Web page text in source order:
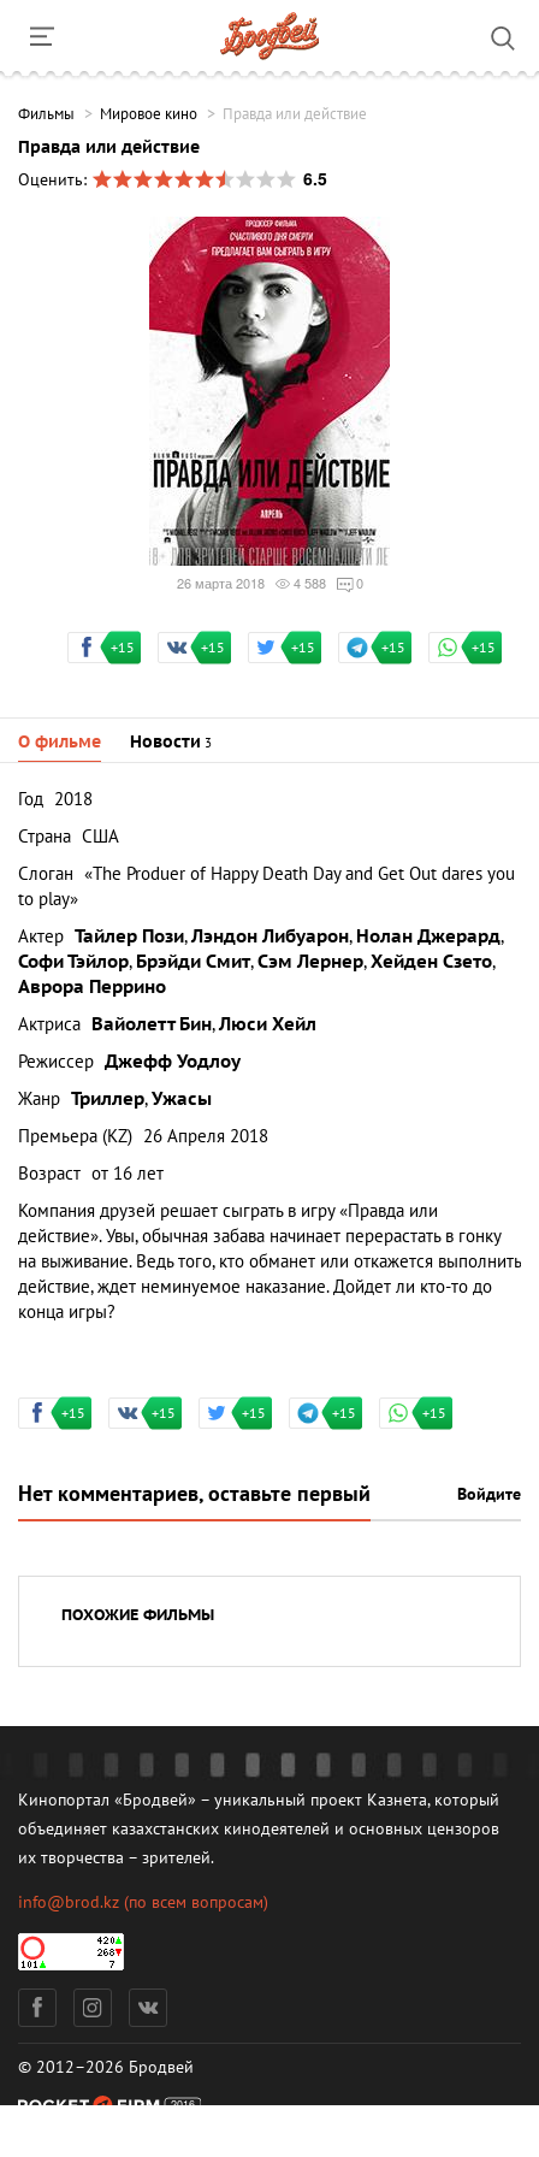
Фильмы Мировое кино Правда или действие
Правда или действие
Оценить:
6.5
26 марта 2018 4 588 0
+15 +15 +15 +15 +15
О фильме Новости 3
Год 2018
Страна США
Слоган «The Produer of Happy Death Day and Get Out dares you
to play»
Актер Тайлер Пози,Лэндон Либуарон, Нолан Джерард,
Софи Тэйлор, Брэйди Смит,Сэм Лернер,Хейден Сзето,
Аврора Перрино
Актриса Вайолетт Бин,Люси Хейл
Режиссер Джефф Уодлоу
Жанр Триллер,Ужасы
Премьера (KZ) 26 Апреля 2018
Возраст от 16 лет
Компания друзей решает сыграть в игру «Правда или
действие». Увы, обычная забава начинает перерастать в гонку
на выживание. Ведь того, кто обманет или откажется выполнить
действие, ждет неминуемое наказание. Дойдет ли кто-то до
конца игры?
+15 +15 +15 +15 +15
Нет комментариев, оставьте первый Войдите
ПОХОЖИЕ ФИЛЬМЫ
Кинопортал «Бродвей» – уникальный проект Казнета, который
объединяет казахстанских кинодеятелей и основных цензоров
их творчества – зрителей.
info@brod.kz (по всем вопросам)
© 2012–2026 Бродвей